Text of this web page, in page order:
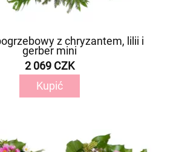
z chryzantem, lilii i
gerber mini
2 069 CZK
Kupić